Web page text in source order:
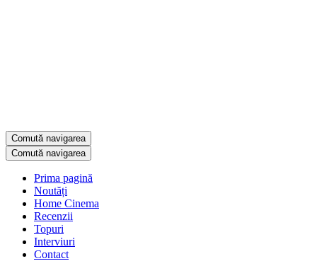
Comută navigarea
Comută navigarea
Prima pagină
Noutăți
Home Cinema
Recenzii
Topuri
Interviuri
Contact